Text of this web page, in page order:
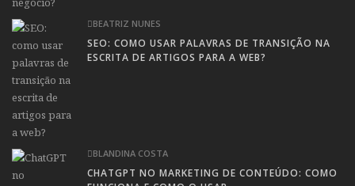
BEATRIZ NUNES
SEO: COMO USAR PALAVRAS DE TRANSIÇÃO NA
ESCRITA DE ARTIGOS PARA A WEB?
BLANDINA COSTA
CHATGPT NO MARKETING DE CONTEÚDO: COMO